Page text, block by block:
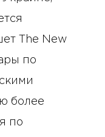
The New
по
более
по